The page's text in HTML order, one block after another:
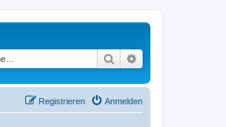
Suche
Anmelden
Registrieren